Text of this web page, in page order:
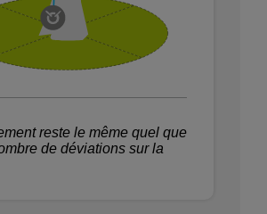
reste le même quel que
de déviations sur la